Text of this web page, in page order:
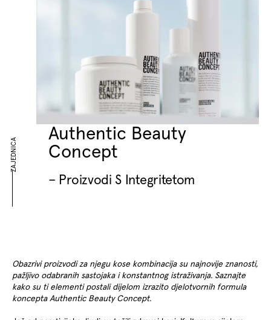
Authentic Beauty
Concept
– Proizvodi S Integritetom
ZAJEDNICA
Obazrivi proizvodi za njegu kose kombinacija su najnovije znanosti,
pažljivo odabranih sastojaka i konstantnog istraživanja. Saznajte
kako su ti elementi postali dijelom izrazito djelotvornih formula
koncepta Authentic Beauty Concept.